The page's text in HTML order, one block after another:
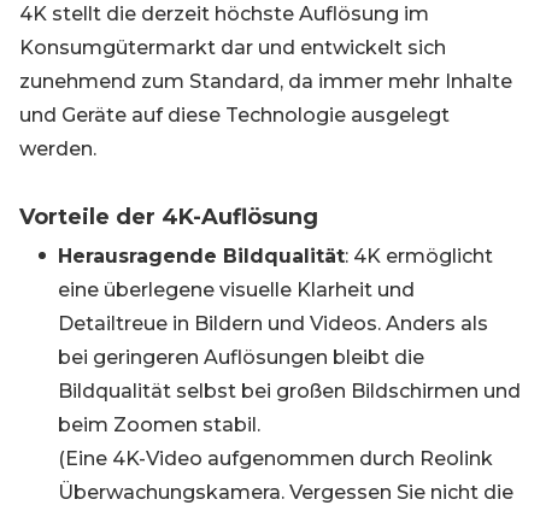
4K stellt die derzeit höchste Auflösung im
Konsumgütermarkt dar und entwickelt sich
zunehmend zum Standard, da immer mehr Inhalte
und Geräte auf diese Technologie ausgelegt
werden.
Vorteile der 4K-Auflösung
Herausragende Bildqualität: 4K ermöglicht
eine überlegene visuelle Klarheit und
Detailtreue in Bildern und Videos. Anders als
bei geringeren Auflösungen bleibt die
Bildqualität selbst bei großen Bildschirmen und
beim Zoomen stabil.
(Eine 4K-Video aufgenommen durch Reolink
Überwachungskamera. Vergessen Sie nicht die